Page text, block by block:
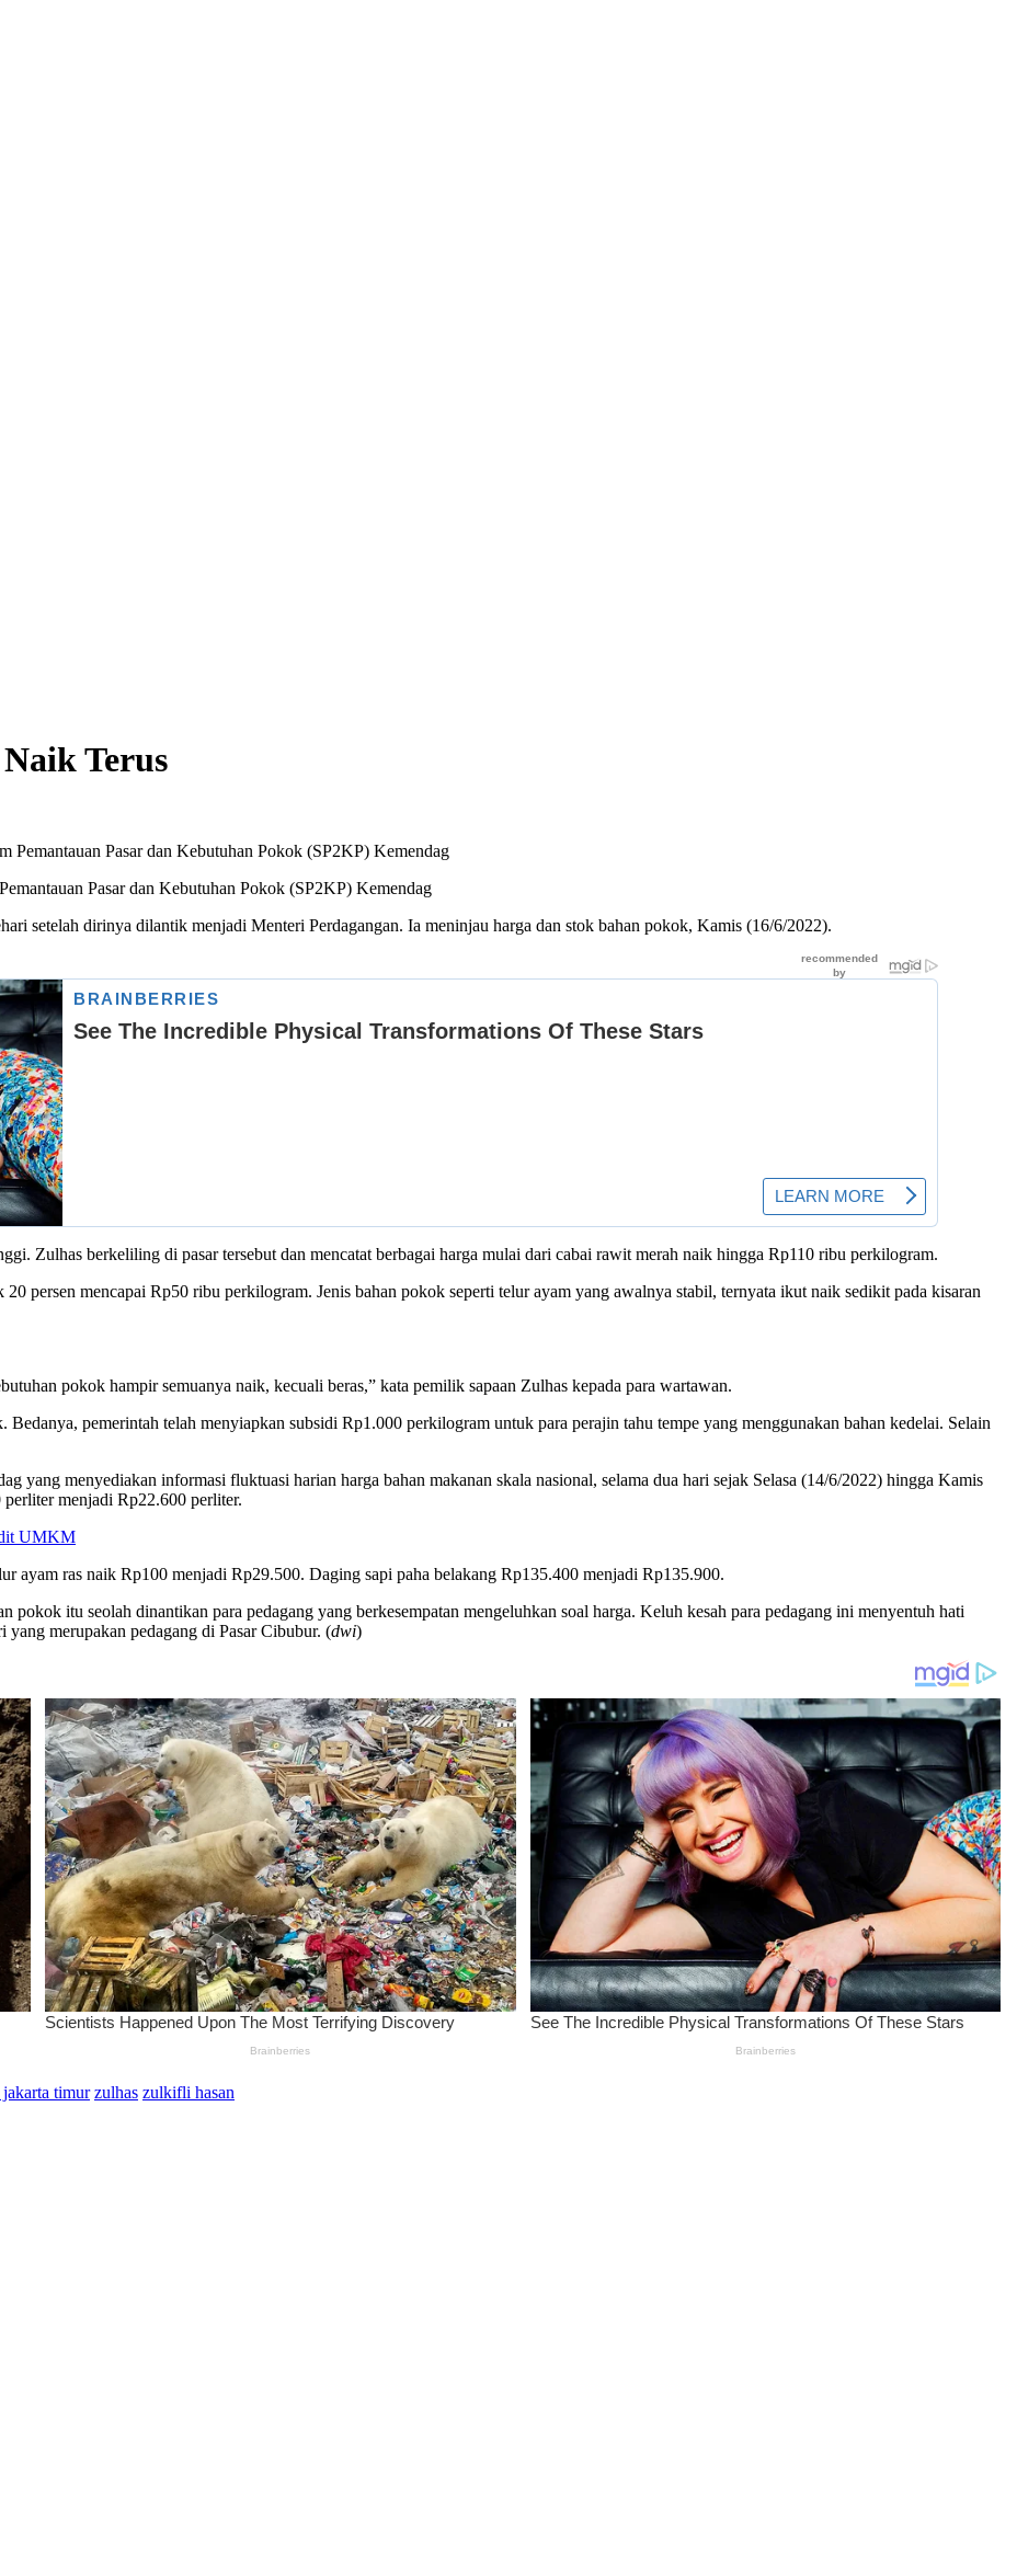
Terus
Pasar dan Kebutuhan Pokok (SP2KP) Kemendag
setelah dirinya dilantik menjadi Menteri Perdagangan. Ia meninjau harga dan stok bahan pokok, Kamis (16/6/2022).
Zulhas berkeliling di pasar tersebut dan mencatat berbagai harga mulai dari cabai rawit merah naik hingga Rp110 ribu perkilogram.
persen mencapai Rp50 ribu perkilogram. Jenis bahan pokok seperti telur ayam yang awalnya stabil, ternyata ikut naik sedikit pada kisaran
pokok hampir semuanya naik, kecuali beras,” kata pemilik sapaan Zulhas kepada para wartawan.
pemerintah telah menyiapkan subsidi Rp1.000 perkilogram untuk para perajin tahu tempe yang menggunakan bahan kedelai. Selain
yang menyediakan informasi fluktuasi harian harga bahan makanan skala nasional, selama dua hari sejak Selasa (14/6/2022) hingga Kamis
menjadi Rp22.600 perliter.
UMKM
ayam ras naik Rp100 menjadi Rp29.500. Daging sapi paha belakang Rp135.400 menjadi Rp135.900.
pokok itu seolah dinantikan para pedagang yang berkesempatan mengeluhkan soal harga. Keluh kesah para pedagang ini menyentuh hati
yang merupakan pedagang di Pasar Cibubur. (dwi)
timur zulhas zulkifli hasan